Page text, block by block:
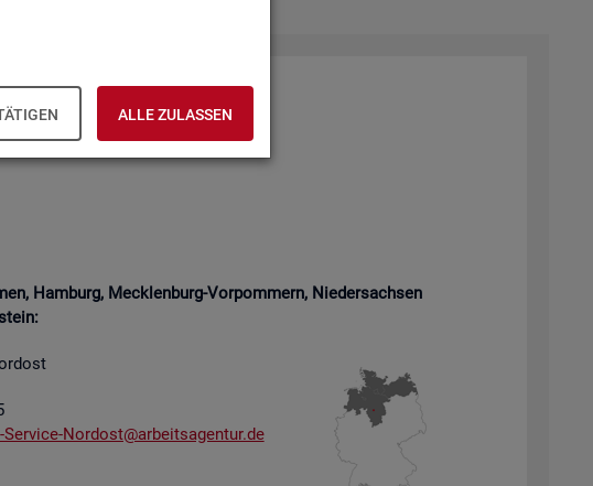
ALLE ZULASSEN
tre­ten!
Ham­burg, Meck­len­burg-Vor­pom­mern, Nie­der­sach­sen
Nord­ost@​arb​eits​agen​tur.​de